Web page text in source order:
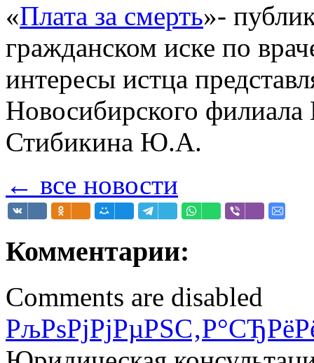
«Плата за смерть»-
гражданском иске по
интересы истца
Новосибирского филиала
Стибикина Ю.А.
← все новости
Комментарии:
Comments are disabled